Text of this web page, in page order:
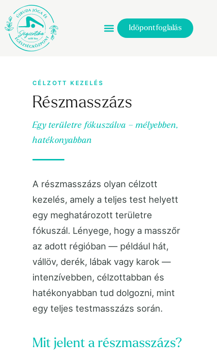
Időpontfoglalás
CÉLZOTT KEZELÉS
Részmasszázs
Egy területre fókuszálva – mélyebben,
hatékonyabban
A részmasszázs olyan célzott
kezelés, amely a teljes test helyett
egy meghatározott területre
fókuszál. Lényege, hogy a masszőr
az adott régióban — például hát,
vállöv, derék, lábak vagy karok —
intenzívebben, célzottabban és
hatékonyabban tud dolgozni, mint
egy teljes testmasszázs során.
Mit jelent a részmasszázs?